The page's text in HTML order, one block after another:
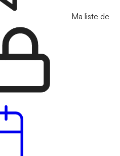
Ma liste de